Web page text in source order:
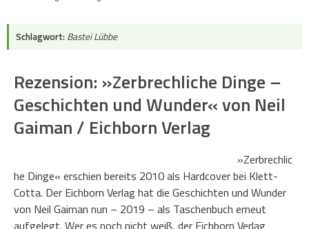
Schlagwort: Bastei Lübbe
Rezension: »Zerbrechliche Dinge –
Geschichten und Wunder« von Neil
Gaiman / Eichborn Verlag
»Zerbrechlic
he Dinge« erschien bereits 2010 als Hardcover bei Klett-
Cotta. Der Eichborn Verlag hat die Geschichten und Wunder
von Neil Gaiman nun – 2019 – als Taschenbuch erneut
aufgelegt. Wer es noch nicht weiß, der Eichborn Verlag